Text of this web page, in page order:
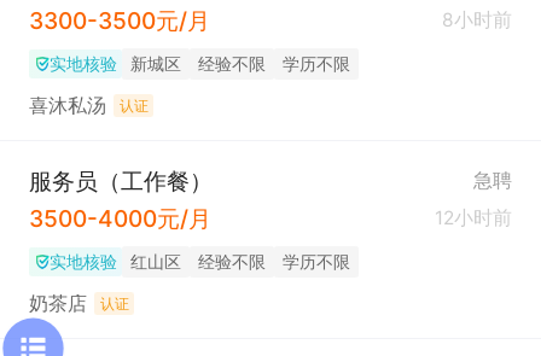
3300-3500元/月 8小时前
实地核验 新城区 经验不限 学历不限
喜沐私汤 认证
服务员（工作餐） 急聘
3500-4000元/月 12小时前
实地核验 红山区 经验不限 学历不限
奶茶店 认证